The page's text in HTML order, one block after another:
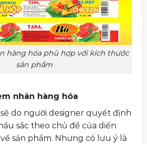
hàng hóa phù hợp với kích thước
sản phẩm
nhãn hàng hóa
sẽ do người designer quyết định
sắc theo chủ đề của diến
sản phẩm. Nhưng có lưu ý là